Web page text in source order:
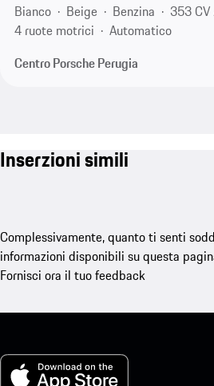
Bianco
Beige Benzina
353
4 ruote motrici
Automatico
Centro Porsche Perugia
Inserzioni simili
Complessivamente, quanto ti senti
informazioni disponibili su questa
Fornisci ora il tuo feedback